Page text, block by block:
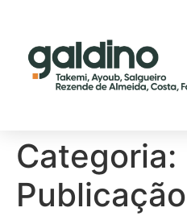
Categoria:
Publicação